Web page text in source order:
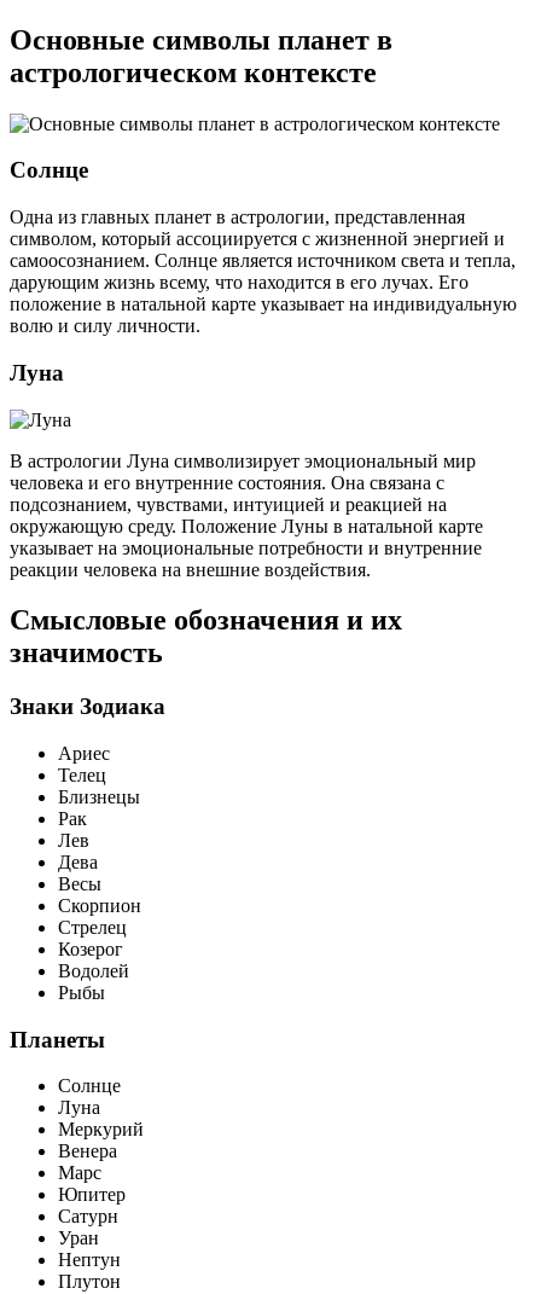
Основные символы планет в
астрологическом контексте
Солнце
Одна из главных планет в астрологии, представленная
символом, который ассоциируется с жизненной энергией и
самоосознанием. Солнце является источником света и тепла,
дарующим жизнь всему, что находится в его лучах. Его
положение в натальной карте указывает на индивидуальную
волю и силу личности.
Луна
В астрологии Луна символизирует эмоциональный мир
человека и его внутренние состояния. Она связана с
подсознанием, чувствами, интуицией и реакцией на
окружающую среду. Положение Луны в натальной карте
указывает на эмоциональные потребности и внутренние
реакции человека на внешние воздействия.
Смысловые обозначения и их
значимость
Знаки Зодиака
Ариес
Телец
Близнецы
Рак
Лев
Дева
Весы
Скорпион
Стрелец
Козерог
Водолей
Рыбы
Планеты
Солнце
Луна
Меркурий
Венера
Марс
Юпитер
Сатурн
Уран
Нептун
Плутон